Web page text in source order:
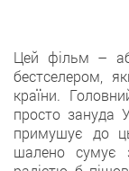
Цей фільм –
бестселером,
країни.
просто зануда
примушує до
шалено